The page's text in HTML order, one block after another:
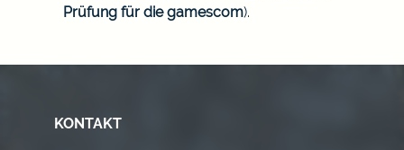
Prüfung für die gamescom).
KONTAKT